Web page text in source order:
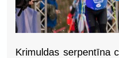
Krimuldas serpentīna